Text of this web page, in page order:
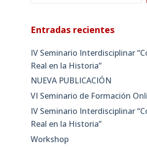
Entradas recientes
IV Seminario Interdisciplinar
Real en la Historia”
NUEVA PUBLICACIÓN
VI Seminario de Formación
IV Seminario Interdisciplinar
Real en la Historia”
Workshop